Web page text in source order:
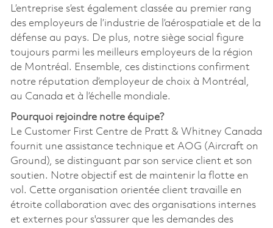
L’entreprise s’est également classée au premier rang
des employeurs de l’industrie de l’aérospatiale et de la
défense au pays. De plus, notre siège social figure
toujours parmi les meilleurs employeurs de la région
de Montréal. Ensemble, ces distinctions confirment
notre réputation d’employeur de choix à Montréal,
au Canada et à l’échelle mondiale.
Pourquoi rejoindre notre équipe?
Le Customer First Centre de Pratt & Whitney Canada
fournit une assistance technique et AOG (Aircraft on
Ground), se distinguant par son service client et son
soutien. Notre objectif est de maintenir la flotte en
vol. Cette organisation orientée client travaille en
étroite collaboration avec des organisations internes
et externes pour s'assurer que les demandes des